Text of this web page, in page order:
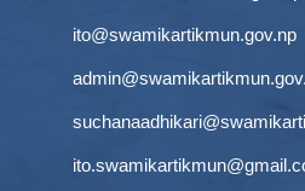
ito@swamikartikmun.gov.np